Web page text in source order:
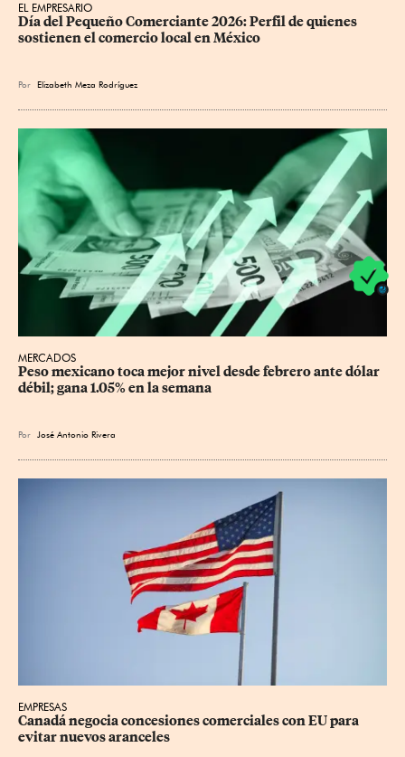
EL EMPRESARIO
Día del Pequeño Comerciante 2026: Perfil de quienes
sostienen el comercio local en México
Por Elizabeth Meza Rodríguez
MERCADOS
Peso mexicano toca mejor nivel desde febrero ante dólar
débil; gana 1.05% en la semana
Por José Antonio Rivera
EMPRESAS
Canadá negocia concesiones comerciales con EU para
evitar nuevos aranceles